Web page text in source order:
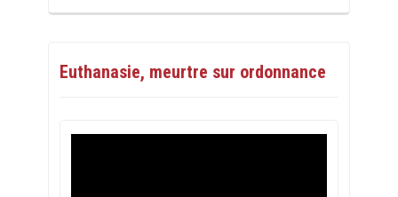
Euthanasie, meurtre sur ordonnance